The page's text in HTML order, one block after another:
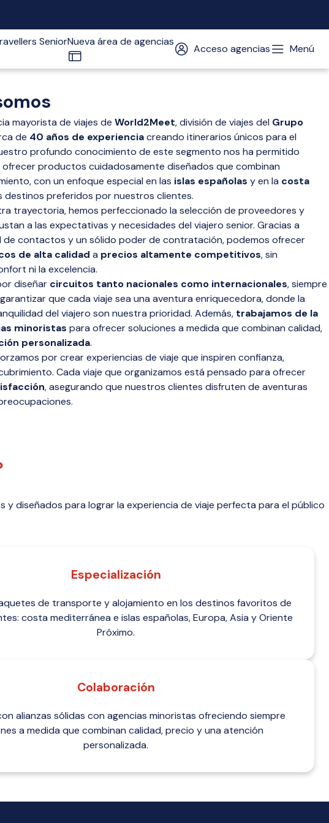
SeniorNueva área de agencias
Acceso agencias Menú
mayorista de viajes de World2Meet, división de viajes del Grupo
de 40 años de experienciacreando itinerarios únicos para el
profundo conocimiento de este segmento nos ha permitido
ofrecer productos cuidadosamente diseñados que combinan
con un enfoque especial en las islas españolas y en la costa
destinos preferidos por nuestros clientes.
trayectoria, hemos perfeccionado la selección de proveedores y
a las expectativas y necesidades del viajero senior. Gracias a
de contactos y un sólido poder de contratación, podemos ofrecer
de alta calidad a precios altamente competitivos, sin
ni la excelencia.
diseñar circuitos tanto nacionales como internacionales, siempre
que cada viaje sea una aventura enriquecedora, donde la
del viajero son nuestra prioridad. Además, trabajamos de la
minoristas para ofrecer soluciones a medida que combinan calidad,
personalizada.
por crear experiencias de viaje que inspiren confianza,
Cada viaje que organizamos está pensado para ofrecer
, asegurando que nuestros clientes disfruten de aventuras
diseñados para lograr la experiencia de viaje perfecta para el público
Especialización
de transporte y alojamiento en los destinos favoritos de
costa mediterránea e islas españolas, Europa, Asia y Oriente
Próximo.
Colaboración
alianzas sólidas con agencias minoristas ofreciendo siempre
a medida que combinan calidad, precio y una atención
personalizada.